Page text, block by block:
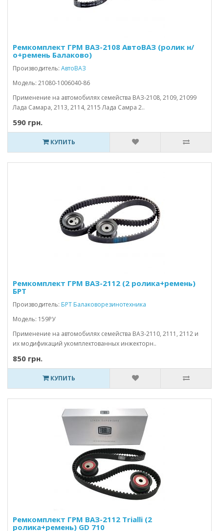
Ремкомплект ГРМ ВАЗ-2108 АвтоВАЗ (ролик н/
о+ремень Балаково)
Производитель: АвтоВАЗ
Модель: 21080-1006040-86
Применение на автомобилях семейства ВАЗ-2108, 2109, 21099
Лада Самара, 2113, 2114, 2115 Лада Самра 2..
590 грн.
КУПИТЬ
Ремкомплект ГРМ ВАЗ-2112 (2 ролика+ремень)
БРТ
Производитель: БРТ Балаковорезинотехника
Модель: 159РУ
Применение на автомобилях семейства ВАЗ-2110, 2111, 2112 и
их модификаций укомплектованных инжекторн..
850 грн.
КУПИТЬ
Ремкомплект ГРМ ВАЗ-2112 Trialli (2
ролика+ремень) GD 710